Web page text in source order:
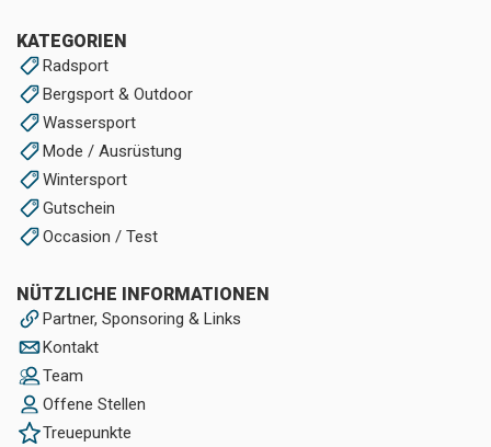
KATEGORIEN
Radsport
Bergsport & Outdoor
Wassersport
Mode / Ausrüstung
Wintersport
Gutschein
Occasion / Test
NÜTZLICHE INFORMATIONEN
Partner, Sponsoring & Links
Kontakt
Team
Offene Stellen
Treuepunkte